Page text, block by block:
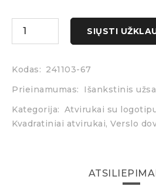
SIŲSTI
Kodas: 241103-67
Prieinamumas:
Išankstinis
Kategorija: Atvirukai su
Kvadratiniai atvirukai, Verslo